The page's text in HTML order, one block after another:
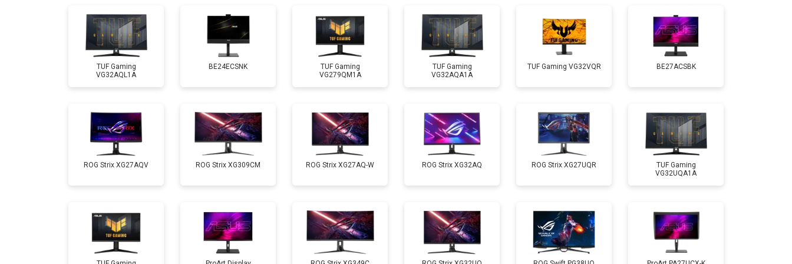
TUF Gaming
VG32AQL1A
BE24ECSNK
TUF Gaming
VG279QM1A
TUF Gaming
VG32AQA1A
TUF Gaming VG32VQR BE27ACSBK
ROG Strix XG27AQV ROG Strix XG309CM ROG Strix XG27AQ-W ROG Strix XG32AQ ROG Strix XG27UQR
TUF Gaming
VG32UQA1A